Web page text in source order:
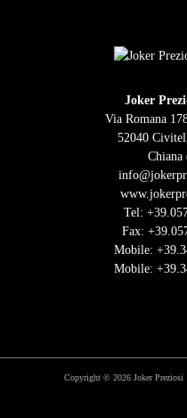
Joker
Via Romana
52040
Chiana
Tel:
Fax:
Mobile:
Mobile:
Copyright © 2026 Joker Preziosi